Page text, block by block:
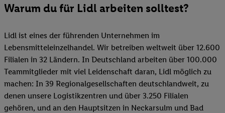
Warum du für Lidl arbeiten solltest?
Lidl ist eines der führenden Unternehmen im
Lebensmitteleinzelhandel. Wir betreiben weltweit über 12.600
Filialen in 32 Ländern. In Deutschland arbeiten über 100.000
Teammitglieder mit viel Leidenschaft daran, Lidl möglich zu
machen: In 39 Regionalgesellschaften deutschlandweit, zu
denen unsere Logistikzentren und über 3.250 Filialen
gehören, und an den Hauptsitzen in Neckarsulm und Bad